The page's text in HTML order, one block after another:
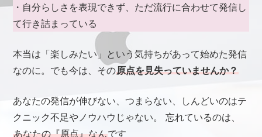
・自分らしさを表現できず、ただ流行に合わせて発信し
て行き詰まっている
本当は「楽しみたい」という気持ちがあって始めた発信
なのに。 でも今は、その原点を見失っていませんか？
あなたの発信が伸びない、つまらない、しんどいのはテ
クニック不足やノウハウじゃない。忘れているのは、
あなたの『原点』なんです